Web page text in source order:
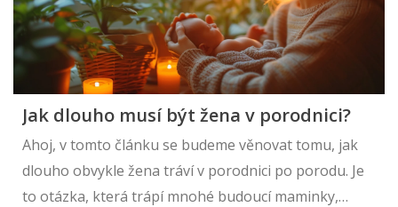
všem budoucím rodičům, kteří hledají informace a
podporu na své cestě k rodičovství.
Jak dlouho musí být žena v porodnici?
Ahoj, v tomto článku se budeme věnovat tomu, jak
dlouho obvykle žena tráví v porodnici po porodu. Je
to otázka, která trápí mnohé budoucí maminky,